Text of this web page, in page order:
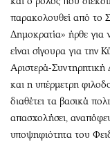
παρακολουθεί από το
Δημοκρατία» ήρθε για
είναι σίγουρα για
Αριστερά-
και η υπέρμετρη
διαθέτει τα βασικά
απασχολήσει,
υποψηφιότητα του